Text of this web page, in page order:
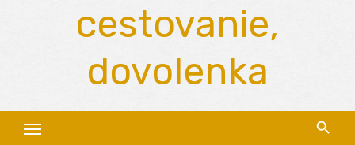
cestovanie,
dovolenka